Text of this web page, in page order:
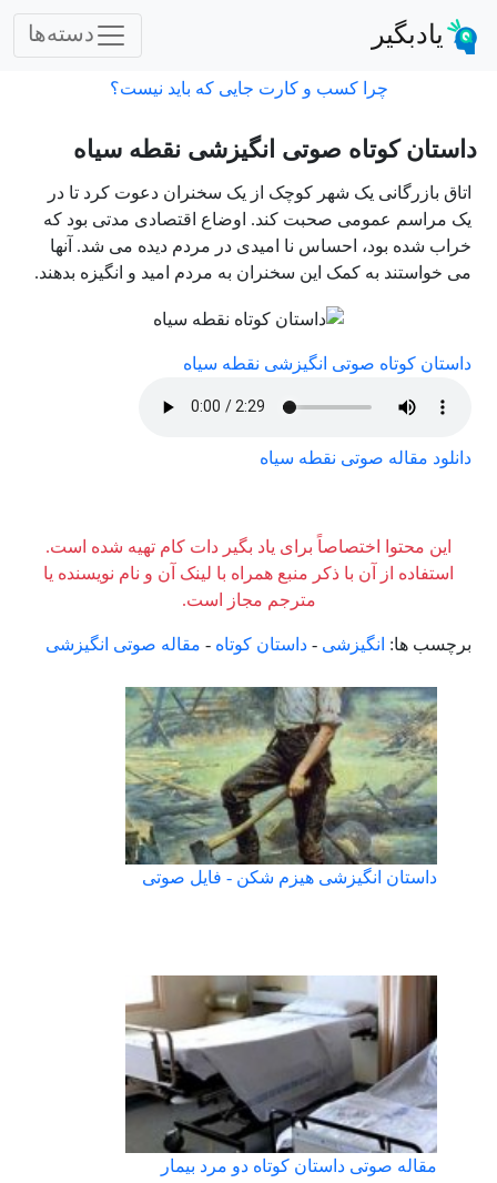
یادبگیر دسته‌ها
چرا کسب و کارت جایی که باید نیست؟
داستان کوتاه صوتی انگیزشی نقطه سیاه
اتاق بازرگانی یک شهر کوچک از یک سخنران دعوت کرد تا در
یک مراسم عمومی صحبت کند. اوضاع اقتصادی مدتی بود که
خراب شده بود، احساس نا امیدی در مردم دیده می شد. آنها
می خواستند به کمک این سخنران به مردم امید و انگیزه بدهند.
داستان کوتاه صوتی انگیزشی نقطه سیاه
دانلود مقاله صوتی نقطه سیاه
این محتوا اختصاصاً برای یاد بگیر دات کام تهیه شده است.
استفاده از آن با ذکر منبع همراه با لینک آن و نام نویسنده یا
مترجم مجاز است.
برچسب ها: انگیزشی - داستان کوتاه - مقاله صوتی انگیزشی
داستان انگیزشی هیزم شکن - فایل صوتی
مقاله صوتی داستان کوتاه دو مرد بیمار